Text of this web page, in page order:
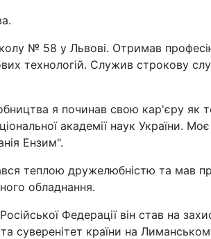
№ 58 у Львові. Отримав
технологій. Служив строкову
я починав свою кар'єру як
академії наук України.
Ензим".
теплою дружелюбністю та мав
обладнання.
Федерації він став на
та суверенітет країни на